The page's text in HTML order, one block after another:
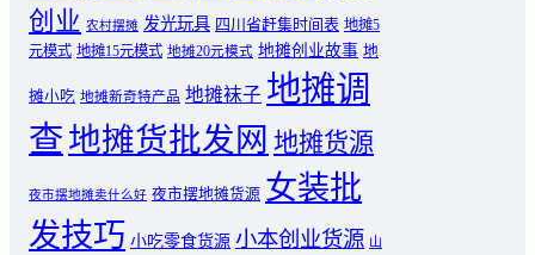
创业 农村摆摊 发光玩具 四川省赶集时间表 地摊5
元模式 地摊15元模式 地摊20元模式 地摊创业故事 地
摊小吃 地摊新奇特产品 地摊袜子 地摊调
查地摊货批发网 地摊货源
夜市摆地摊卖什么好 夜市摆地摊货源 女装批
发技巧 小吃零食货源 小本创业货源 山